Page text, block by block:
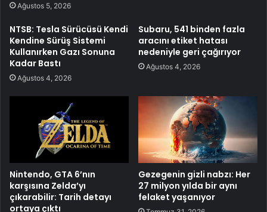
Ağustos 5, 2026
NTSB: Tesla Sürücüsü Kendi
Kendine Sürüş Sistemi
Kullanırken Gazı Sonuna
Kadar Bastı
Ağustos 4, 2026
Subaru, 541 binden fazla
aracını etiket hatası
nedeniyle geri çağırıyor
Ağustos 4, 2026
Nintendo, GTA 6’nın
karşısına Zelda’yı
çıkarabilir: Tarih detayı
ortaya çıktı
Gezegenin gizli nabzı: Her
27 milyon yılda bir aynı
felaket yaşanıyor